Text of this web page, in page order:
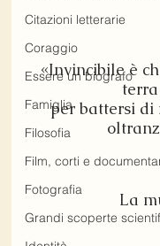
Citazioni letterarie
Coraggio
Essere un biografo
Famiglia
Filosofia
Film, corti e
Fotografia
Grandi scoperte
«Invincibile è
terra
per battersi di
La